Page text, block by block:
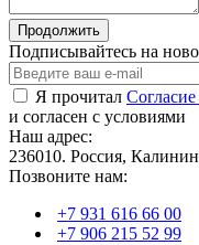
Продолжить
Подписывайтесь на
Я прочитал
и согласен с условиями
Наш адрес:
236010. Россия,
Позвоните нам:
+7 931 616 66 00
+7 906 215 52 99